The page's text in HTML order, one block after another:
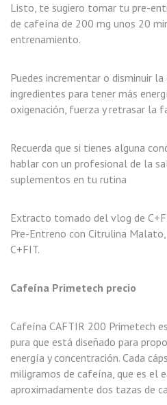
Listo, te sugiero tomar tu pre-
de cafeína de 200 mg unos 20
entrenamiento.
Puedes incrementar o disminuir
ingredientes para tener más
oxigenación, fuerza y retrasar la
Recuerda que si tienes alguna
hablar con un profesional de la
suplementos en tu rutina
Extracto tomado del vlog de
Pre-Entreno con Citrulina
C+FIT.
Cafeína Primetech precio
Cafeína CAFTIR 200 Primetech
pura que está diseñado para
energía y concentración. Cada
miligramos de cafeína, que es el
aproximadamente dos tazas de